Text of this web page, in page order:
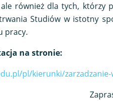
również dla tych,
Studiów w istotny
pracy.
na stronie:
pl/kierunki/